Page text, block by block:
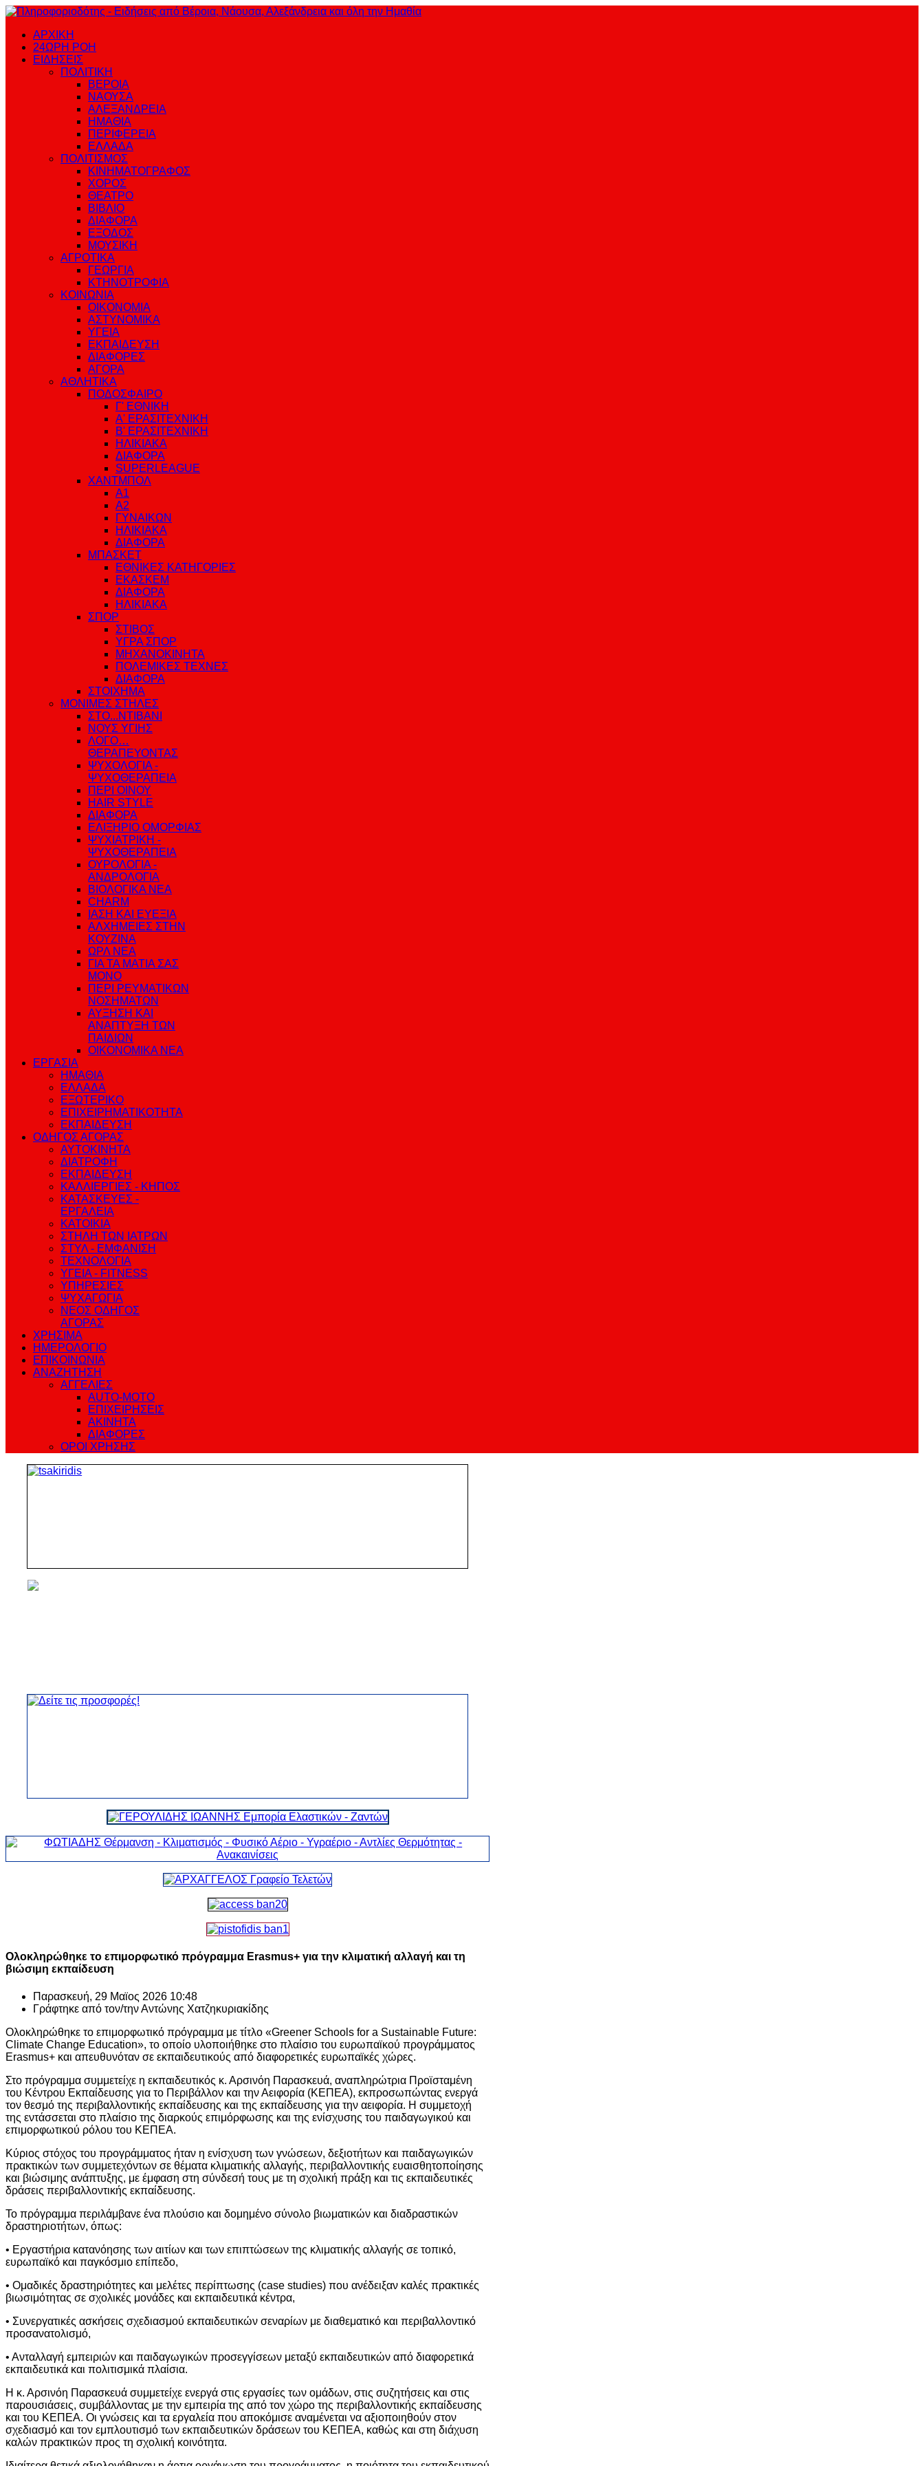
ΑΡΧΙΚΗ
24ΩΡΗ ΡΟΗ
ΕΙΔΗΣΕΙΣ
ΠΟΛΙΤΙΚΗ
ΒΕΡΟΙΑ
ΝΑΟΥΣΑ
ΑΛΕΞΑΝΔΡΕΙΑ
ΗΜΑΘΙΑ
ΠΕΡΙΦΕΡΕΙΑ
ΕΛΛΑΔΑ
ΠΟΛΙΤΙΣΜΟΣ
ΚΙΝΗΜΑΤΟΓΡΑΦΟΣ
ΧΟΡΟΣ
ΘΕΑΤΡΟ
ΒΙΒΛΙΟ
ΔΙΑΦΟΡΑ
ΕΞΟΔΟΣ
ΜΟΥΣΙΚΗ
ΑΓΡΟΤΙΚΑ
ΓΕΩΡΓΙΑ
ΚΤΗΝΟΤΡΟΦΙΑ
ΚΟΙΝΩΝΙΑ
ΟΙΚΟΝΟΜΙΑ
ΑΣΤΥΝΟΜΙΚΑ
ΥΓΕΙΑ
ΕΚΠΑΙΔΕΥΣΗ
ΔΙΑΦΟΡΕΣ
ΑΓΟΡΑ
ΑΘΛΗΤΙΚΑ
ΠΟΔΟΣΦΑΙΡΟ
Γ' ΕΘΝΙΚΗ
Α' ΕΡΑΣΙΤΕΧΝΙΚΗ
Β' ΕΡΑΣΙΤΕΧΝΙΚΗ
ΗΛΙΚΙΑΚΑ
ΔΙΑΦΟΡΑ
SUPERLEAGUE
ΧΑΝΤΜΠΟΛ
Α1
Α2
ΓΥΝΑΙΚΩΝ
ΗΛΙΚΙΑΚΑ
ΔΙΑΦΟΡΑ
ΜΠΑΣΚΕΤ
ΕΘΝΙΚΕΣ ΚΑΤΗΓΟΡΙΕΣ
ΕΚΑΣΚΕΜ
ΔΙΑΦΟΡΑ
ΗΛΙΚΙΑΚΑ
ΣΠΟΡ
ΣΤΙΒΟΣ
ΥΓΡΑ ΣΠΟΡ
ΜΗΧΑΝΟΚΙΝΗΤΑ
ΠΟΛΕΜΙΚΕΣ ΤΕΧΝΕΣ
ΔΙΑΦΟΡΑ
ΣΤΟΙΧΗΜΑ
ΜΟΝΙΜΕΣ ΣΤΗΛΕΣ
ΣΤΟ...ΝΤΙΒΑΝΙ
ΝΟΥΣ ΥΓΙΗΣ
ΛΟΓΟ…
ΘΕΡΑΠΕΥΟΝΤΑΣ
ΨΥΧΟΛΟΓΙΑ -
ΨΥΧΟΘΕΡΑΠΕΙΑ
ΠΕΡΙ ΟΙΝΟΥ
HAIR STYLE
ΔΙΑΦΟΡΑ
ΕΛΙΞΗΡΙΟ ΟΜΟΡΦΙΑΣ
ΨΥΧΙΑΤΡΙΚΗ -
ΨΥΧΟΘΕΡΑΠΕΙΑ
ΟΥΡΟΛΟΓΙΑ -
ΑΝΔΡΟΛΟΓΙΑ
ΒΙΟΛΟΓΙΚΑ ΝΕΑ
CHARM
ΙΑΣΗ ΚΑΙ ΕΥΕΞΙΑ
ΑΛΧΗΜΕΙΕΣ ΣΤΗΝ
ΚΟΥΖΙΝΑ
ΩΡΛ ΝEA
ΓΙΑ ΤΑ ΜΑΤΙΑ ΣΑΣ
ΜΟΝΟ
ΠΕΡΙ ΡΕΥΜΑΤΙΚΩΝ
ΝΟΣΗΜΑΤΩΝ
ΑΥΞΗΣΗ ΚΑΙ
ΑΝΑΠΤΥΞΗ ΤΩΝ
ΠΑΙΔΙΩΝ
ΟΙΚΟΝΟΜΙΚΑ ΝΕΑ
ΕΡΓΑΣΙΑ
ΗΜΑΘΙΑ
ΕΛΛΑΔΑ
ΕΞΩΤΕΡΙΚΟ
ΕΠΙΧΕΙΡΗΜΑΤΙΚΟΤΗΤΑ
ΕΚΠΑΙΔΕΥΣΗ
ΟΔΗΓΟΣ ΑΓΟΡΑΣ
ΑΥΤΟΚΙΝΗΤΑ
ΔΙΑΤΡΟΦΗ
ΕΚΠΑΙΔΕΥΣΗ
ΚΑΛΛΙΕΡΓΙΕΣ - ΚΗΠΟΣ
ΚΑΤΑΣΚΕΥΕΣ -
ΕΡΓΑΛΕΙΑ
ΚΑΤΟΙΚΙΑ
ΣΤΗΛΗ ΤΩΝ ΙΑΤΡΩΝ
ΣΤΥΛ - ΕΜΦΑΝΙΣΗ
ΤΕΧΝΟΛΟΓΙΑ
ΥΓΕΙΑ - FITNESS
ΥΠΗΡΕΣΙΕΣ
ΨΥΧΑΓΩΓΙΑ
ΝΕΟΣ ΟΔΗΓΟΣ
ΑΓΟΡΑΣ
ΧΡΗΣΙΜΑ
ΗΜΕΡΟΛΟΓΙΟ
ΕΠΙΚΟΙΝΩΝΙΑ
ΑΝΑΖΗΤΗΣΗ
ΑΓΓΕΛΙΕΣ
AUTO-MOTO
ΕΠΙΧΕΙΡΗΣΕΙΣ
ΑΚΙΝΗΤΑ
ΔΙΑΦΟΡΕΣ
ΟΡΟΙ ΧΡΗΣΗΣ
Ολοκληρώθηκε το επιμορφωτικό πρόγραμμα Erasmus+ για την κλιματική αλλαγή και τη
βιώσιμη εκπαίδευση
Παρασκευή, 29 Μαϊος 2026 10:48
Γράφτηκε από τον/τηνΑντώνης Χατζηκυριακίδης
Ολοκληρώθηκε το επιμορφωτικό πρόγραμμα με τίτλο «Greener Schools for a Sustainable Future:
Climate Change Education», το οποίο υλοποιήθηκε στο πλαίσιο του ευρωπαϊκού προγράμματος
Erasmus+ και απευθυνόταν σε εκπαιδευτικούς από διαφορετικές ευρωπαϊκές χώρες.
Στο πρόγραμμα συμμετείχε η εκπαιδευτικός κ. Αρσινόη Παρασκευά, αναπληρώτρια Προϊσταμένη
του Κέντρου Εκπαίδευσης για το Περιβάλλον και την Αειφορία (ΚΕΠΕΑ), εκπροσωπώντας ενεργά
τον θεσμό της περιβαλλοντικής εκπαίδευσης και της εκπαίδευσης για την αειφορία. Η συμμετοχή
της εντάσσεται στο πλαίσιο της διαρκούς επιμόρφωσης και της ενίσχυσης του παιδαγωγικού και
επιμορφωτικού ρόλου του ΚΕΠΕΑ.
Κύριος στόχος του προγράμματος ήταν η ενίσχυση των γνώσεων, δεξιοτήτων και παιδαγωγικών
πρακτικών των συμμετεχόντων σε θέματα κλιματικής αλλαγής, περιβαλλοντικής ευαισθητοποίησης
και βιώσιμης ανάπτυξης, με έμφαση στη σύνδεσή τους με τη σχολική πράξη και τις εκπαιδευτικές
δράσεις περιβαλλοντικής εκπαίδευσης.
Το πρόγραμμα περιλάμβανε ένα πλούσιο και δομημένο σύνολο βιωματικών και διαδραστικών
δραστηριοτήτων, όπως:
• Εργαστήρια κατανόησης των αιτίων και των επιπτώσεων της κλιματικής αλλαγής σε τοπικό,
ευρωπαϊκό και παγκόσμιο επίπεδο,
• Ομαδικές δραστηριότητες και μελέτες περίπτωσης (case studies) που ανέδειξαν καλές πρακτικές
βιωσιμότητας σε σχολικές μονάδες και εκπαιδευτικά κέντρα,
• Συνεργατικές ασκήσεις σχεδιασμού εκπαιδευτικών σεναρίων με διαθεματικό και περιβαλλοντικό
προσανατολισμό,
• Ανταλλαγή εμπειριών και παιδαγωγικών προσεγγίσεων μεταξύ εκπαιδευτικών από διαφορετικά
εκπαιδευτικά και πολιτισμικά πλαίσια.
Η κ. Αρσινόη Παρασκευά συμμετείχε ενεργά στις εργασίες των ομάδων, στις συζητήσεις και στις
παρουσιάσεις, συμβάλλοντας με την εμπειρία της από τον χώρο της περιβαλλοντικής εκπαίδευσης
και του ΚΕΠΕΑ. Οι γνώσεις και τα εργαλεία που αποκόμισε αναμένεται να αξιοποιηθούν στον
σχεδιασμό και τον εμπλουτισμό των εκπαιδευτικών δράσεων του ΚΕΠΕΑ, καθώς και στη διάχυση
καλών πρακτικών προς τη σχολική κοινότητα.